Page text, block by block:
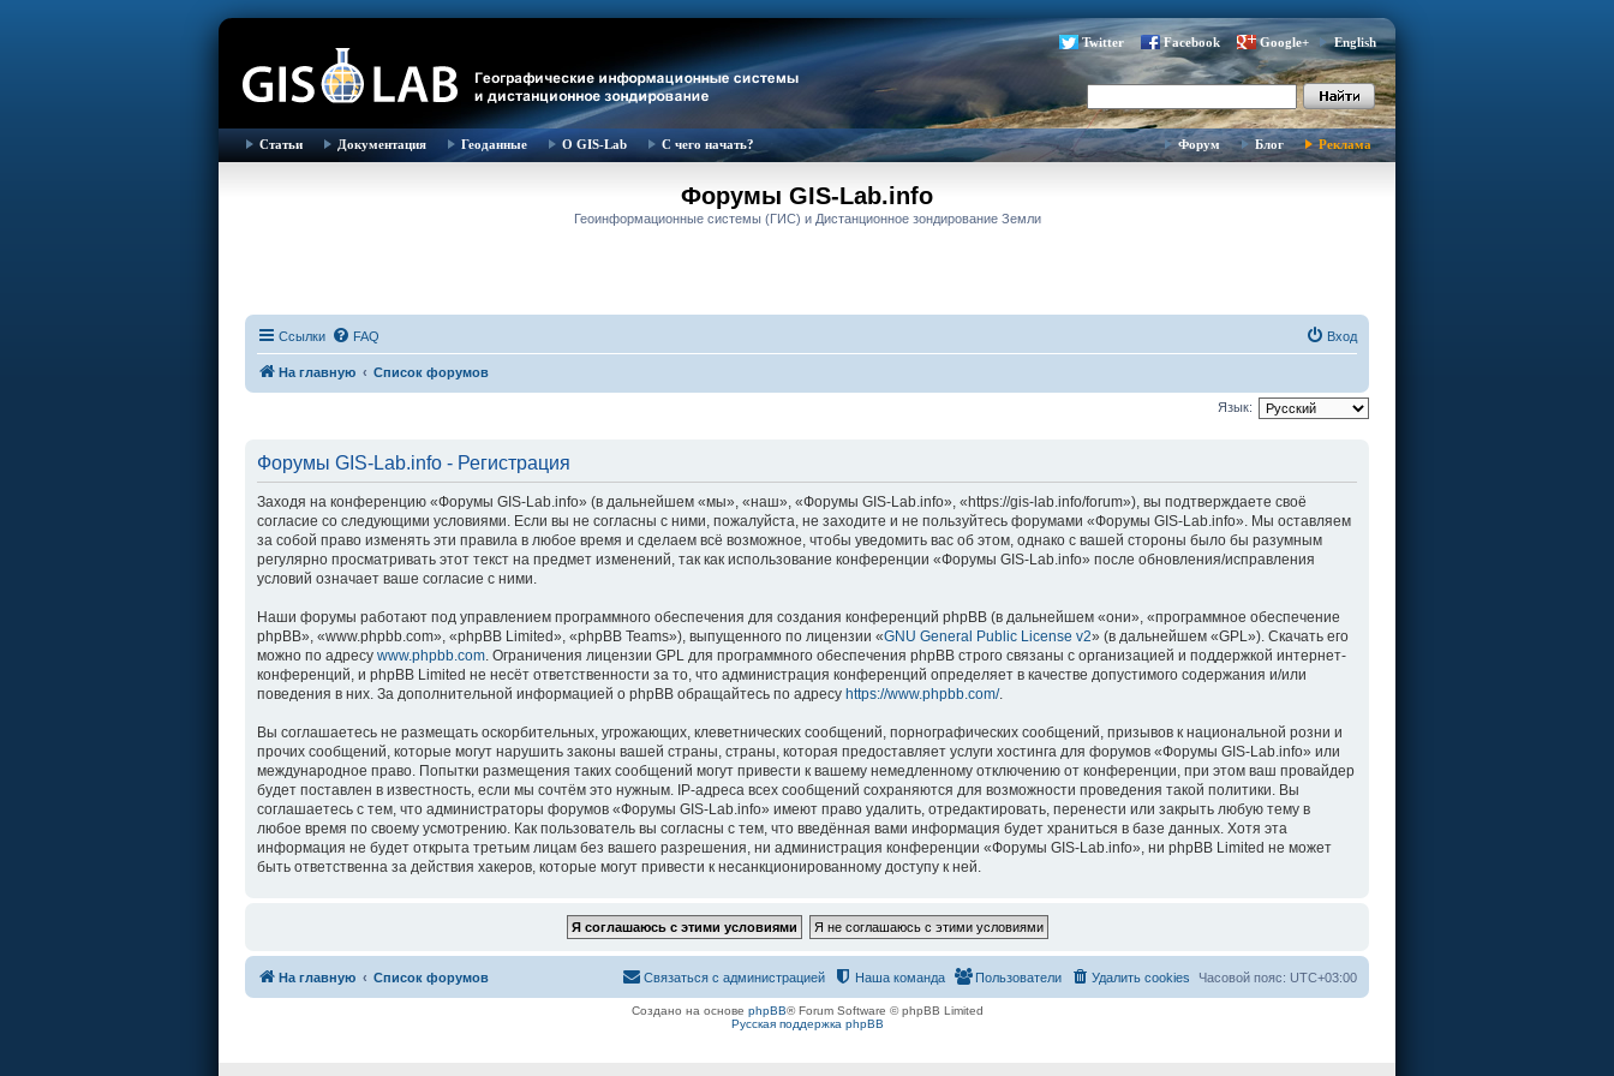
Twitter Facebook Google+ English
Статьи Документация Геоданные О GIS-Lab С чего начать? Форум Блог Реклама
Форумы GIS-Lab.info
Геоинформационные системы (ГИС) и Дистанционное зондирование Земли
Ссылки FAQ Вход
На главную Список форумов
Язык:
Форумы GIS-Lab.info - Регистрация
Заходя на конференцию «Форумы GIS-Lab.info» (в дальнейшем «мы», «наш», «Форумы GIS-Lab.info», «https://gis-lab.info/forum»), вы подтверждаете своё
согласие со следующими условиями. Если вы не согласны с ними, пожалуйста, не заходите и не пользуйтесь форумами «Форумы GIS-Lab.info». Мы оставляем
за собой право изменять эти правила в любое время и сделаем всё возможное, чтобы уведомить вас об этом, однако с вашей стороны было бы разумным
регулярно просматривать этот текст на предмет изменений, так как использование конференции «Форумы GIS-Lab.info» после обновления/исправления
условий означает ваше согласие с ними.
Наши форумы работают под управлением программного обеспечения для создания конференций phpBB (в дальнейшем «они», «программное обеспечение
phpBB», «www.phpbb.com», «phpBB Limited», «phpBB Teams»), выпущенного по лицензии «GNU General Public License v2» (в дальнейшем «GPL»). Скачать его
можно по адресу www.phpbb.com . Ограничения лицензии GPL для программного обеспечения phpBB строго связаны с организацией и поддержкой интернет-
конференций, и phpBB Limited не несёт ответственности за то, что администрация конференций определяет в качестве допустимого содержания и/или
поведения в них. За дополнительной информацией о phpBB обращайтесь по адресу https://www.phpbb.com/.
Вы соглашаетесь не размещать оскорбительных, угрожающих, клеветнических сообщений, порнографических сообщений, призывов к национальной розни и
прочих сообщений, которые могут нарушить законы вашей страны, страны, которая предоставляет услуги хостинга для форумов «Форумы GIS-Lab.info» или
международное право. Попытки размещения таких сообщений могут привести к вашему немедленному отключению от конференции, при этом ваш провайдер
будет поставлен в известность, если мы сочтём это нужным. IP-адреса всех сообщений сохраняются для возможности проведения такой политики. Вы
соглашаетесь с тем, что администраторы форумов «Форумы GIS-Lab.info» имеют право удалить, отредактировать, перенести или закрыть любую тему в
любое время по своему усмотрению. Как пользователь вы согласны с тем, что введённая вами информация будет храниться в базе данных. Хотя эта
информация не будет открыта третьим лицам без вашего разрешения, ни администрация конференции «Форумы GIS-Lab.info», ни phpBB Limited не может
быть ответственна за действия хакеров, которые могут привести к несанкционированному доступу к ней.
На главную Список форумов Часовой пояс: UTC+03:00
Удалить cookies
Пользователи
Наша команда
Связаться с администрацией
Создано на основе phpBB® Forum Software © phpBB Limited
Русская поддержка phpBB